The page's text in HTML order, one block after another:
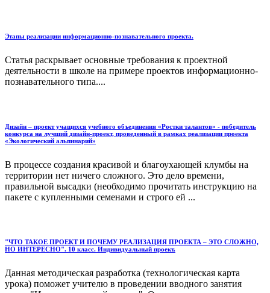
Этапы реализации информационно-познавательного проекта.
Статья раскрывает основные требования к проектной
деятельности в школе на примере проектов информационно-
познавательного типа....
Дизайн – проект учащихся учебного объединения «Ростки талантов» - победитель
конкурса на лучший дизайн-проект, проведенный в рамках реализации проекта
«Экологический альпинарий»
В процессе создания красивой и благоухающей клумбы на
территории нет ничего сложного. Это дело времени,
правильной высадки (необходимо прочитать инструкцию на
пакете с купленными семенами и строго ей ...
"ЧТО ТАКОЕ ПРОЕКТ И ПОЧЕМУ РЕАЛИЗАЦИЯ ПРОЕКТА – ЭТО СЛОЖНО,
НО ИНТЕРЕСНО". 10 класс. Индивидуальный проект.
Данная методическая разработка (технологическая карта
урока) поможет учителю в проведении вводного занятия